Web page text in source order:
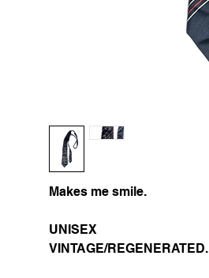
Makes me smile.
UNISEX
VINTAGE/REGENERATED.